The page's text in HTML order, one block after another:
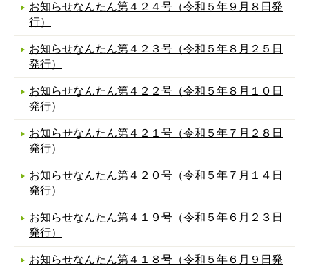
お知らせなんたん第４２４号（令和５年９月８日発
行）
お知らせなんたん第４２３号（令和５年８月２５日
発行）
お知らせなんたん第４２２号（令和５年８月１０日
発行）
お知らせなんたん第４２１号（令和５年７月２８日
発行）
お知らせなんたん第４２０号（令和５年７月１４日
発行）
お知らせなんたん第４１９号（令和５年６月２３日
発行）
お知らせなんたん第４１８号（令和５年６月９日発